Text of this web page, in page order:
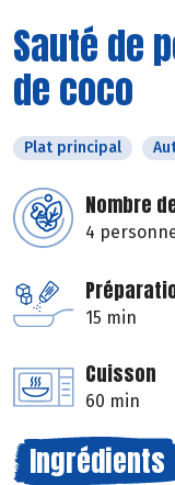
Sauté de
de coco
Plat principal
Nombre
4
15 min
Cuisson
60 min
Ingrédients